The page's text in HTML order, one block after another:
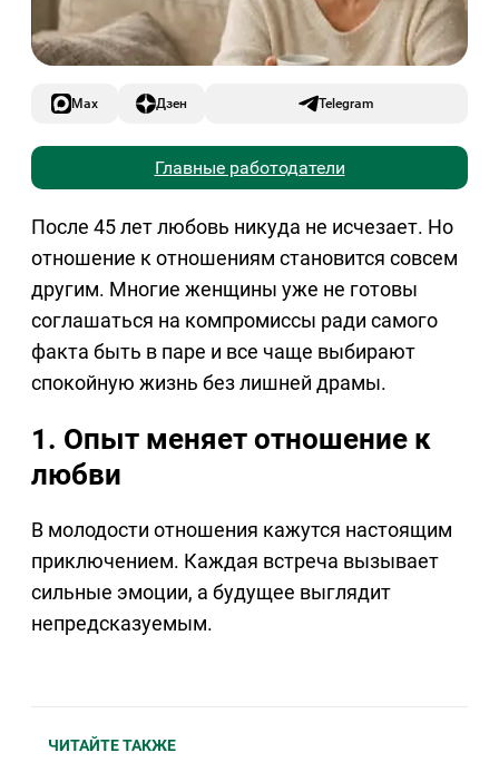
Max Дзен Telegram
Главные работодатели
После 45 лет любовь никуда не исчезает. Но
отношение к отношениям становится совсем
другим. Многие женщины уже не готовы
соглашаться на компромиссы ради самого
факта быть в паре и все чаще выбирают
спокойную жизнь без лишней драмы.
1. Опыт меняет отношение к
любви
В молодости отношения кажутся настоящим
приключением. Каждая встреча вызывает
сильные эмоции, а будущее выглядит
непредсказуемым.
ЧИТАЙТЕ ТАКЖЕ